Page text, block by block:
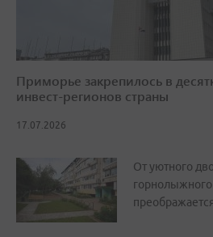
Приморье закрепилось в
инвест-регионов страны
17.07.2026
От уютного
горнолыжного